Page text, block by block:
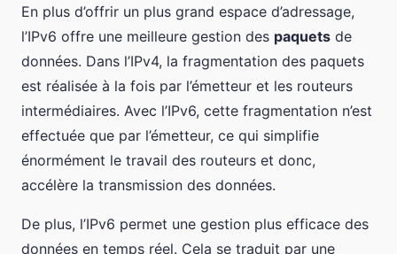
En plus d’offrir un plus grand espace d’adressage,
l’IPv6 offre une meilleure gestion des paquets de
données. Dans l’IPv4, la fragmentation des paquets
est réalisée à la fois par l’émetteur et les routeurs
intermédiaires. Avec l’IPv6, cette fragmentation n’est
effectuée que par l’émetteur, ce qui simplifie
énormément le travail des routeurs et donc,
accélère la transmission des données.
De plus, l’IPv6 permet une gestion plus efficace des
données en temps réel. Cela se traduit par une